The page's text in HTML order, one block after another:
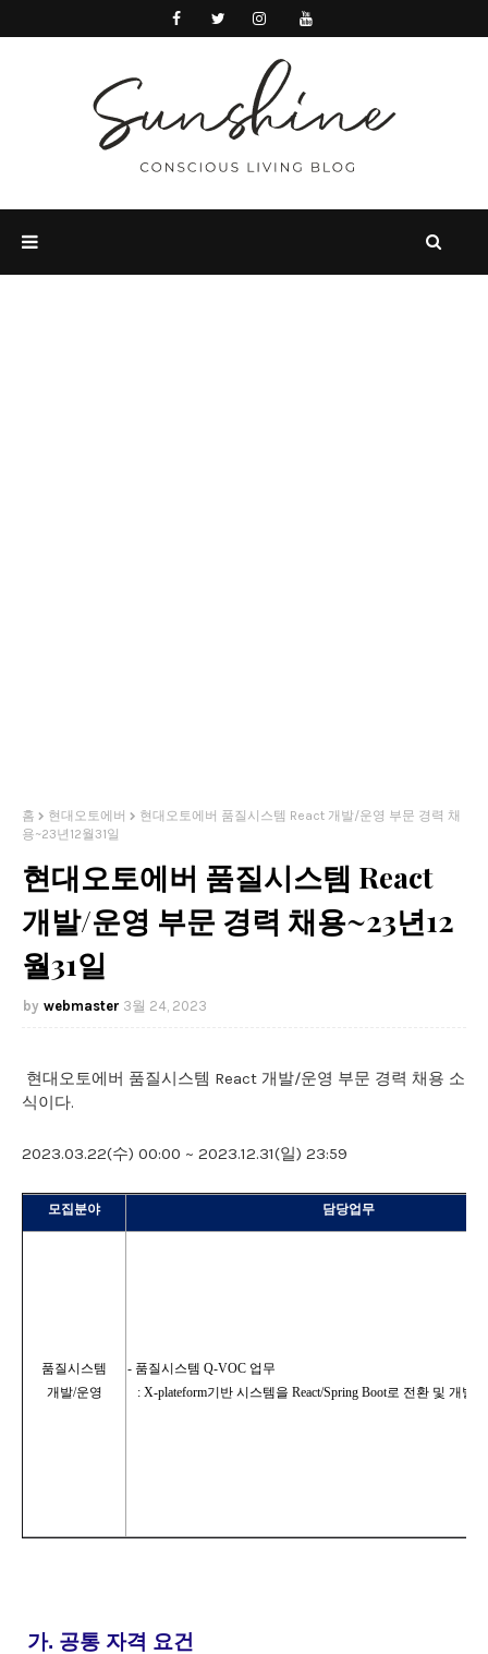
홈 현대오토에버
현대오토에버 품질시스템 React 개발/운영 부문 경력 채
용~23년12월31일
현대오토에버 품질시스템 React
개발/운영 부문 경력 채용~23년12
월31일
webmaster 3월 24, 2023
현대오토에버 품질시스템 React 개발/운영 부문 경력 채용 소
식이다.
2023.03.22(수) 00:00 ~ 2023.12.31(일) 23:59
모집분야 담당업무
품질시스템
개발/운영
- 품질시스템 Q-VOC 업무
: X-plateform기반 시스템을 React/Spring Boot로 전환 및 개발
가. 공통 자격 요건